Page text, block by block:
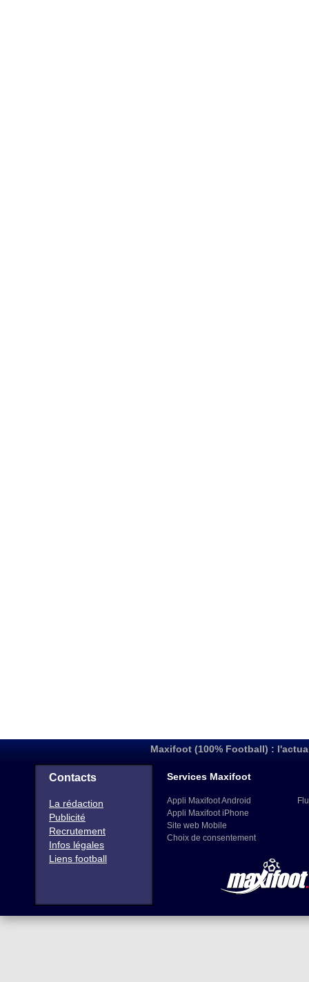
Maxifoot (100% Football) :
Contacts
La rédaction
Publicité
Recrutement
Infos légales
Liens football
Services Maxifoot
Appli Maxifoot Android
Appli Maxifoot iPhone
Site web Mobile
Choix de consentement